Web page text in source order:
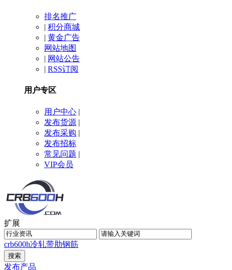
排名推广
| 积分商城
| 黄金广告
网站地图
| 网站公告
| RSS订阅
用户专区
用户中心 |
发布货源 |
发布采购 |
发布招标
常见问题 |
VIP会员
扩展
crb600h冷轧带肋钢筋
发布产品